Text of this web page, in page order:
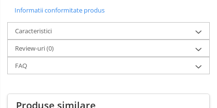
Informatii conformitate produs
Caracteristici
Review-uri(0)
FAQ
Produse similare